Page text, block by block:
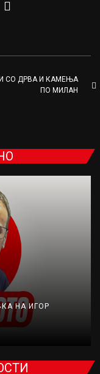
СО ДРВА И КАМЕЊА
ПО МИЛАН
НА ИГОР